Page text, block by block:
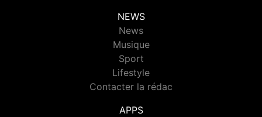
NEWS
News
Musique
Sport
Lifestyle
Contacter la rédac
APPS